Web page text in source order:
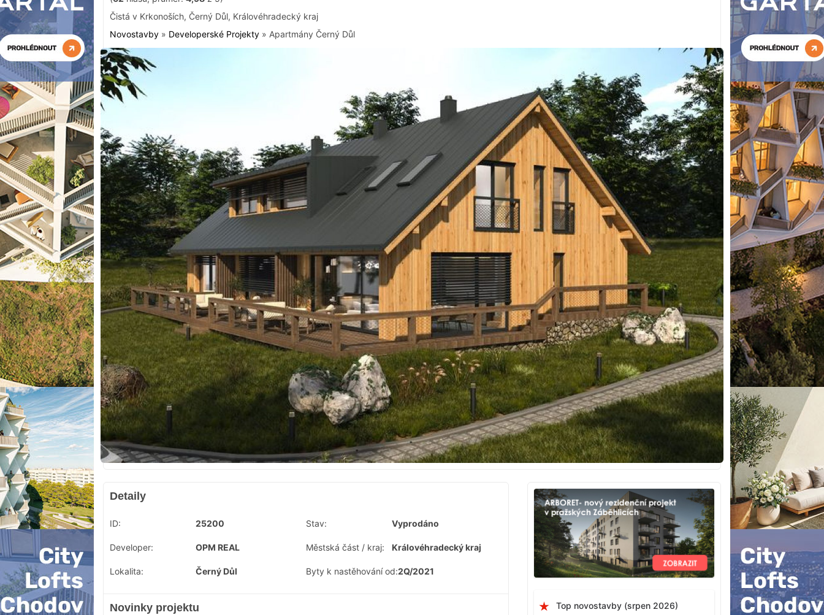
Čistá v Krkonoších, Černý Důl, Královéhradecký kraj
Novostavby » Developerské Projekty » Apartmány Černý Důl
Top novostavby (srpen 2026)
Detaily
ID: 25200 Stav: Vyprodáno
Developer: OPM REAL Městská část / kraj: Královéhradecký kraj
Lokalita: Černý Důl Byty k nastěhování od:2Q/2021
Novinky projektu